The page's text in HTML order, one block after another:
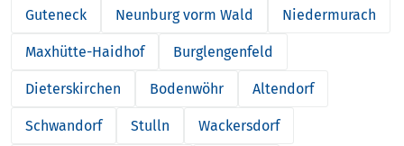
Guteneck Neunburg vorm Wald Niedermurach
Maxhütte-Haidhof Burglengenfeld
Dieterskirchen Bodenwöhr Altendorf
Schwandorf Stulln Wackersdorf